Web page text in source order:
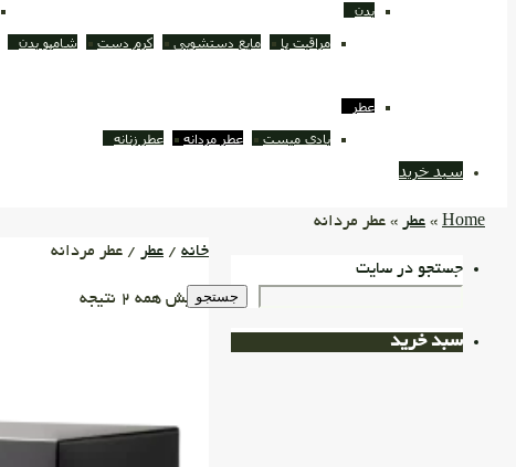
بدن
مراقبت پا مایع دستشویی کرم دست شامپو بدن
عطر
بادی میست عطر مردانه عطر زنانه
سبد خرید
Home
» عطر » عطر مردانه
خانه / عطر / عطر مردانه
نمایش همه 2 نتیجه
جستجو در سایت
جستجو
سبد خرید